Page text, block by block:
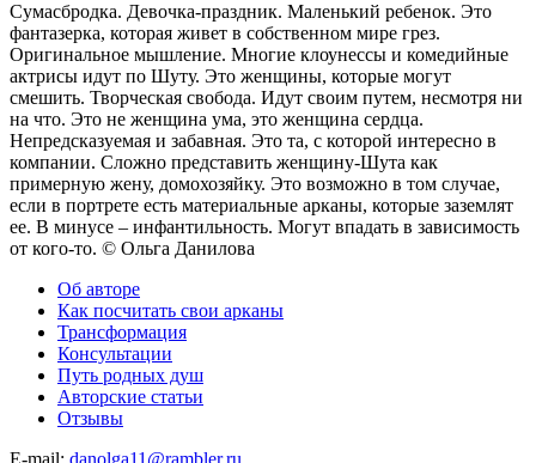
Сумасбродка. Девочка-праздник. Маленький ребенок. Это
фантазерка, которая живет в собственном мире грез.
Оригинальное мышление. Многие клоунессы и комедийные
актрисы идут по Шуту. Это женщины, которые могут
смешить. Творческая свобода. Идут своим путем, несмотря ни
на что. Это не женщина ума, это женщина сердца.
Непредсказуемая и забавная. Это та, с которой интересно в
компании. Сложно представить женщину-Шута как
примерную жену, домохозяйку. Это возможно в том случае,
если в портрете есть материальные арканы, которые заземлят
ее. В минусе – инфантильность. Могут впадать в зависимость
от кого-то. © Ольга Данилова
Об авторе
Как посчитать свои арканы
Трансформация
Консультации
Путь родных душ
Авторские статьи
Отзывы
E-mail: danolga11@rambler.ru